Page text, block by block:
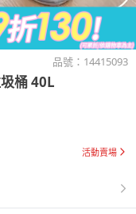
品號： 14415093
桶 40L
活動賣場